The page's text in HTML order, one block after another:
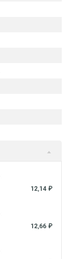
12,14 ₽
12,66 ₽